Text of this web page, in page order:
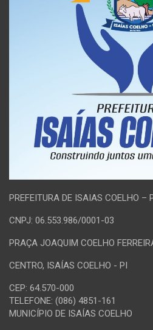
PREFEITURA DE ISAIAS COELHO –
CNPJ: 06.553.986/0001-03
PRAÇA JOAQUIM COELHO
CENTRO, ISAÍAS COELHO - PI
CEP: 64.570-000
TELEFONE: (086) 4851-161
MUNICÍPIO DE ISAÍAS COELHO